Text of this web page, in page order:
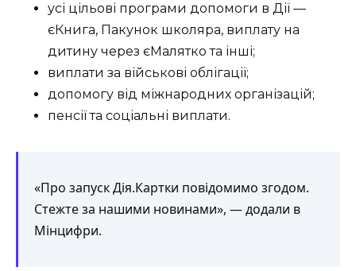
усі цільові програми допомоги в Дії —
єКнига, Пакунок школяра, виплату на
дитину через єМалятко та інші;
виплати за військові облігації;
допомогу від міжнародних організацій;
пенсії та соціальні виплати.
«Про запуск Дія.Картки повідомимо згодом.
Стежте за нашими новинами», — додали в
Мінцифри.